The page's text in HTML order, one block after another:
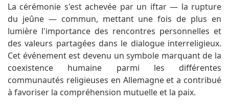
La cérémonie s'est achevée par un iftar — la rupture
du jeûne — commun, mettant une fois de plus en
lumière l'importance des rencontres personnelles et
des valeurs partagées dans le dialogue interreligieux.
Cet événement est devenu un symbole marquant de la
coexistence humaine parmi les différentes
communautés religieuses en Allemagne et a contribué
à favoriser la compréhension mutuelle et la paix.